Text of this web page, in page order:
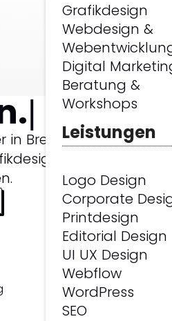
Grafikdesign
Webdesign &
Digital
Beratung &
Workshops
Leistungen
Logo Design
Corporate
Printdesign
Editorial Design
UI UX Design
Webflow
WordPress
SEO
in Bregenz &
Logo Design